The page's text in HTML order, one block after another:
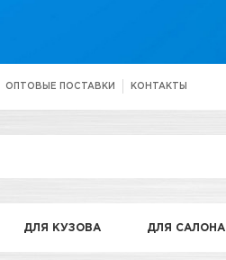
ОПТОВЫЕ ПОСТАВКИ КОНТАКТЫ
ДЛЯ КУЗОВА ДЛЯ САЛОНА